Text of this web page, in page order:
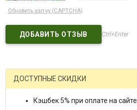
Обновить капчу (CAPTCHA)
Ctrl+Enter
ДОСТУПНЫЕ СКИДКИ
Кэшбек 5% при оплате на сайте